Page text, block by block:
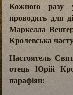
Кожного разу
проводить для
Маркелла
Кролевська
Настоятель
отець Юрій
парафіян: